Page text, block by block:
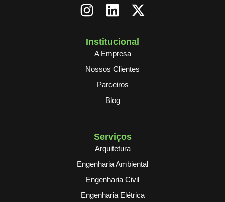
Institucional
A Empresa
Nossos Clientes
Parceiros
Blog
Serviços
Arquitetura
Engenharia Ambiental
Engenharia Civil
Engenharia Elétrica